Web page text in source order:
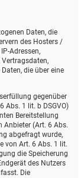
Daten, die
des Hosters /
Adressen,
die über eine
gegenüber
Abs. 1 lit. b DSGVO)
Bereitstellung
Anbieter (Art. 6 Abs.
abgefragt wurde,
von Art. 6 Abs. 1 lit.
die Speicherung
des Nutzers
Die